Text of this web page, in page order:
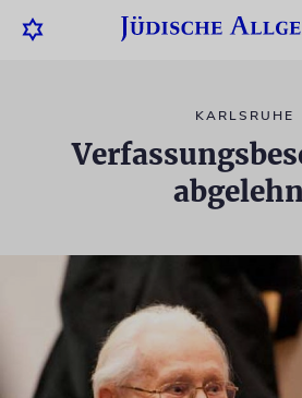
KARLSRUHE